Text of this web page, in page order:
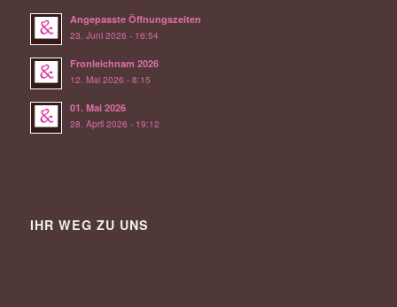
Angepasste Öffnungszeiten
23. Juni 2026 - 16:54
Fronleichnam 2026
12. Mai 2026 - 8:15
01. Mai 2026
28. April 2026 - 19:12
IHR WEG ZU UNS